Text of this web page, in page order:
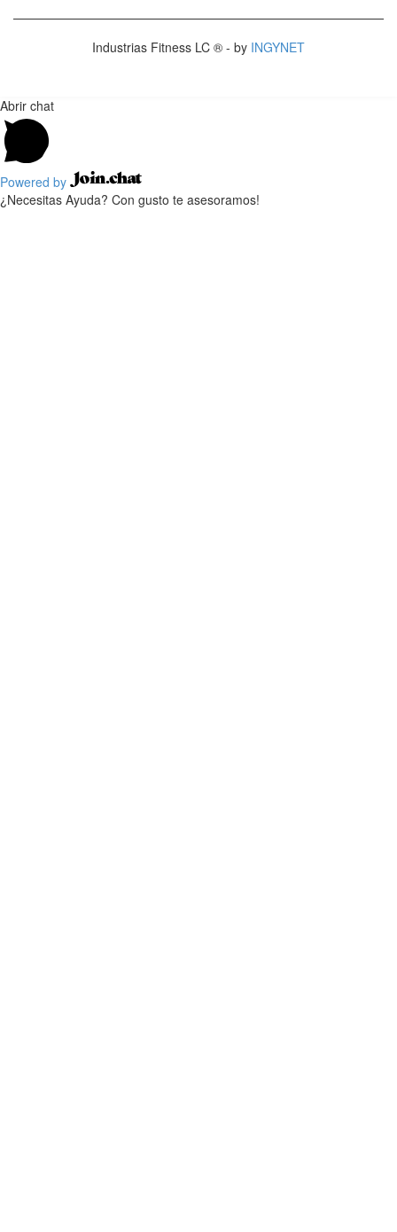
Industrias Fitness LC ® - by INGYNET
Abrir chat
Powered by
¿Necesitas Ayuda? Con gusto te asesoramos!